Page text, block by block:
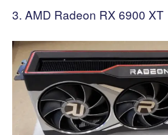
AMD Radeon RX 6900 XT